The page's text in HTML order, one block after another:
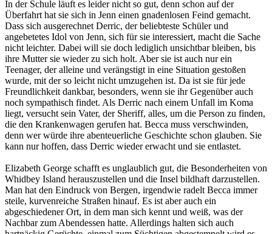
In der Schule läuft es leider nicht so gut, denn schon auf der
Überfahrt hat sie sich in Jenn einen gnadenlosen Feind gemacht.
Dass sich ausgerechnet Derric, der beliebteste Schüler und
angebetetes Idol von Jenn, sich für sie interessiert, macht die Sache
nicht leichter. Dabei will sie doch lediglich unsichtbar bleiben, bis
ihre Mutter sie wieder zu sich holt. Aber sie ist auch nur ein
Teenager, der alleine und verängstigt in eine Situation gestoßen
wurde, mit der so leicht nicht umzugehen ist. Da ist sie für jede
Freundlichkeit dankbar, besonders, wenn sie ihr Gegenüber auch
noch sympathisch findet. Als Derric nach einem Unfall im Koma
liegt, versucht sein Vater, der Sheriff, alles, um die Person zu finden,
die den Krankenwagen gerufen hat. Becca muss verschwinden,
denn wer würde ihre abenteuerliche Geschichte schon glauben. Sie
kann nur hoffen, dass Derric wieder erwacht und sie entlastet.
Elizabeth George schafft es unglaublich gut, die Besonderheiten von
Whidbey Island herauszustellen und die Insel bildhaft darzustellen.
Man hat den Eindruck von Bergen, irgendwie radelt Becca immer
steile, kurvenreiche Straßen hinauf. Es ist aber auch ein
abgeschiedener Ort, in dem man sich kennt und weiß, was der
Nachbar zum Abendessen hatte. Allerdings halten sich auch